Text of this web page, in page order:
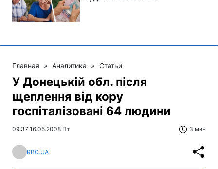
Главная » Аналитика » Статьи
У Донецькій обл. після
щеплення від кору
госпіталізовані 64 людини
09:37 16.05.2008 Пт 3 мин
RBC.UA